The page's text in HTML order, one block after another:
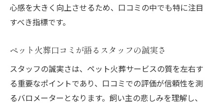
心感を大きく向上させるため、口コミの中でも特に注目
すべき指標です。
ペット火葬口コミが語るスタッフの誠実さ
スタッフの誠実さは、ペット火葬サービスの質を左右す
る重要なポイントであり、口コミでの評価が信頼性を測
るバロメーターとなります。飼い主の悲しみを理解し、